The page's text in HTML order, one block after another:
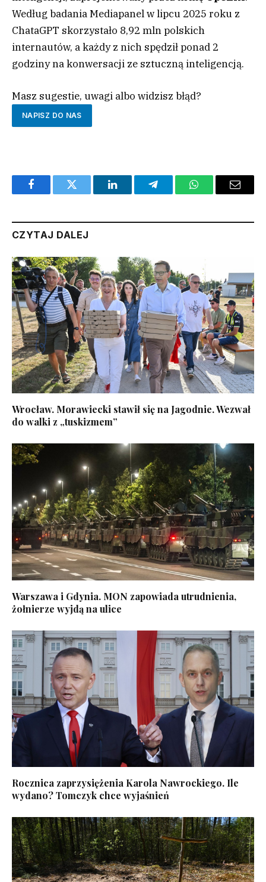
Według badania Mediapanel w lipcu 2025 roku z
ChataGPT skorzystało 8,92 mln polskich
internautów, a każdy z nich spędził ponad 2
godziny na konwersacji ze sztuczną inteligencją.
Masz sugestie, uwagi albo widzisz błąd?
NAPISZ DO NAS
FacebookTwitter LinkedInTelegramWhatsAppEmail
CZYTAJ DALEJ
Wrocław. Morawiecki stawił się na Jagodnie. Wezwał
do walki z „tuskizmem”
Warszawa i Gdynia. MON zapowiada utrudnienia,
żołnierze wyjdą na ulice
Rocznica zaprzysiężenia Karola Nawrockiego. Ile
wydano? Tomczyk chce wyjaśnień